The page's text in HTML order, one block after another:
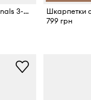
Шкарпетки adidas Originals 3-pack
799 грн